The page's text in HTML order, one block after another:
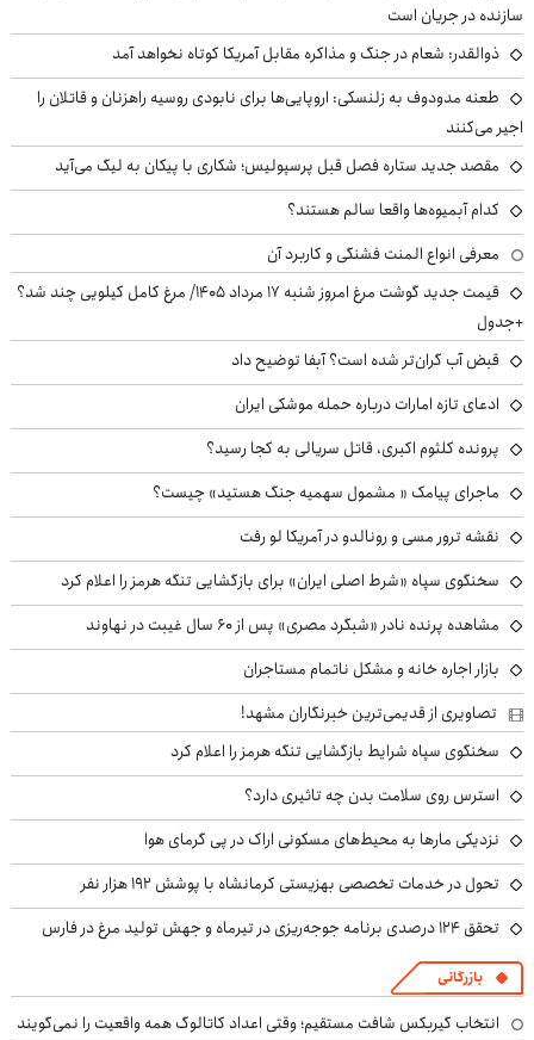
سازنده در جریان است
ذوالقدر: شعام در جنگ و مذاکره مقابل آمریکا کوتاه نخواهد آمد
طعنه مدودوف به زلنسکی: اروپایی‌ها برای نابودی روسیه راهزنان و قاتلان را
اجیر می‌کنند
مقصد جدید ستاره فصل قبل پرسپولیس؛ شکاری با پیکان به لیگ می‌آید
کدام آبمیوه‌ها واقعا سالم هستند؟
معرفی انواع المنت فشنگی و کاربرد آن
قیمت جدید گوشت مرغ امروز شنبه ۱۷ مرداد ۱۴۰۵/ مرغ کامل کیلویی چند شد؟
+جدول
قبض آب گران‌تر شده است؟ آبفا توضیح داد
ادعای تازه امارات درباره حمله موشکی ایران
پرونده کلثوم اکبری، قاتل سریالی به کجا رسید؟
ماجرای پیامک « مشمول سهمیه جنگ هستید» چیست؟
نقشه ترور مسی و رونالدو در آمریکا لو رفت
سخنگوی سپاه «شرط اصلی ایران» برای بازگشایی تنگه هرمز را اعلام کرد
مشاهده پرنده نادر «شبگرد مصری» پس از ۶۰ سال غیبت در نهاوند
بازار اجاره خانه و مشکل ناتمام مستاجران
تصاویری از قدیمی‌ترین خبرنگاران مشهد!
سخنگوی سپاه شرایط بازگشایی تنگه هرمز را اعلام کرد
استرس روی سلامت بدن چه تاثیری دارد؟
نزدیکی مارها به محیط‌های مسکونی اراک در پی گرمای هوا
تحول در خدمات تخصصی بهزیستی کرمانشاه با پوشش ۱۹۲ هزار نفر
تحقق ۱۲۴ درصدی برنامه جوجه‌ریزی در تیرماه و جهش تولید مرغ در فارس
بازرگانی
انتخاب گیربکس شافت مستقیم؛ وقتی اعداد کاتالوگ همه واقعیت را نمی‌گویند